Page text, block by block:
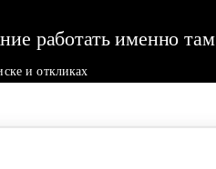
работать именно там
и откликах